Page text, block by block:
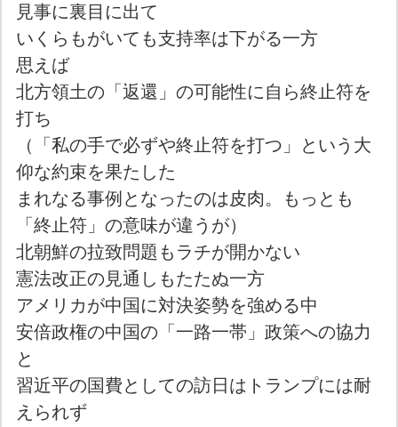
見事に裏目に出て
いくらもがいても支持率は下がる一方
思えば
北方領土の「返還」の可能性に自ら終止符を
打ち
（「私の手で必ずや終止符を打つ」という大
仰な約束を果たした
まれなる事例となったのは皮肉。もっとも
「終止符」の意味が違うが）
北朝鮮の拉致問題もラチが開かない
憲法改正の見通しもたたぬ一方
アメリカが中国に対決姿勢を強める中
安倍政権の中国の「一路一帯」政策への協力
と
習近平の国費としての訪日はトランプには耐
えられず